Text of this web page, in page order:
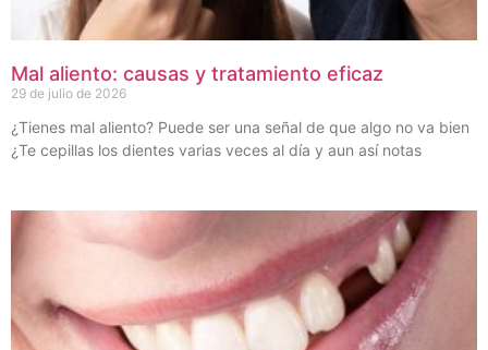
Mal aliento: causas y tratamiento eficaz
29 de julio de 2026
¿Tienes mal aliento? Puede ser una señal de que algo no va bien
¿Te cepillas los dientes varias veces al día y aun así notas